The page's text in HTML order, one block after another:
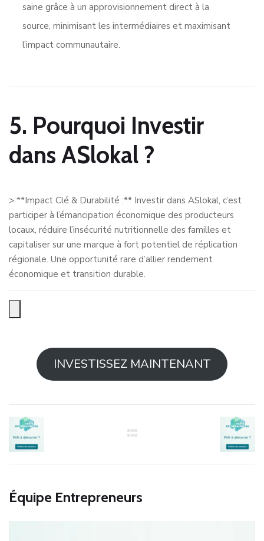
saine grâce à un approvisionnement direct à la
source, minimisant les intermédiaires et maximisant
l’impact communautaire.
5. Pourquoi Investir
dans ASlokal ?
> **Impact Clé & Durabilité :** Investir dans ASlokal, c’est
participer à l’émancipation économique des producteurs
locaux, réduire l’insécurité nutritionnelle des familles et
capitaliser sur une marque à fort potentiel de réplication
régionale. Une opportunité rare d’allier rendement
économique et transition durable.
INVESTISSEZ MAINTENANT
Équipe Entrepreneurs